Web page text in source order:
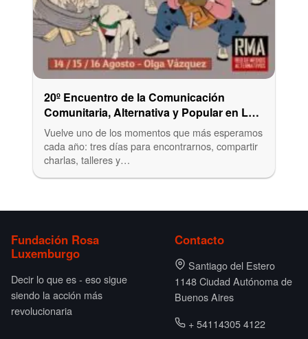
20º Encuentro de la Comunicación
Comunitaria, Alternativa y Popular en La
Plata
Vuelve uno de los momentos que más esperamos
cada año: tres días para encontrarnos, compartir
charlas, talleres y…
Fundación Rosa
Luxemburgo
Decir lo que es - eso sigue
siendo la acción más
revolucionaria
Contacto
Santiago del Estero
1148 Ciudad Autónoma de
Buenos Aires
+ 54114305 4122